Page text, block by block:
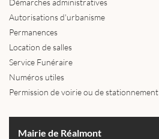
Autorisations d'urbanisme
Permanences
Location de salles
Service Funéraire
Numéros utiles
Permission de voirie ou de stationnement
Mairie de Réalmont